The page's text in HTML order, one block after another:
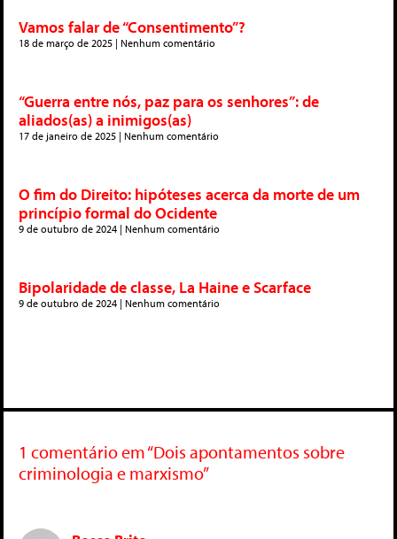
Vamos falar de “Consentimento”?
18 de março de 2025 Nenhum comentário
“Guerra entre nós, paz para os senhores”: de
aliados(as) a inimigos(as)
17 de janeiro de 2025 Nenhum comentário
O fim do Direito: hipóteses acerca da morte de um
princípio formal do Ocidente
9 de outubro de 2024 Nenhum comentário
Bipolaridade de classe, La Haine e Scarface
9 de outubro de 2024 Nenhum comentário
1 comentário em “Dois apontamentos sobre
criminologia e marxismo”